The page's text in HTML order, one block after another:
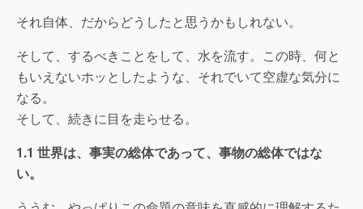
それ自体、だからどうしたと思うかもしれない。
そして、するべきことをして、水を流す。この時、何と
もいえないホッとしたような、それでいて空虚な気分に
なる。
そして、続きに目を走らせる。
1.1 世界は、事実の総体であって、事物の総体ではな
い。